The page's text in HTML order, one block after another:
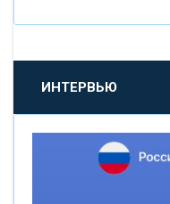
«БАНК САНКТ-
«ПРОМСВЯЗЬБАНК»
«НОВИКОМБАНК»
ИНТЕРВЬЮ